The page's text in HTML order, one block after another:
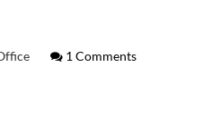
1 Comments